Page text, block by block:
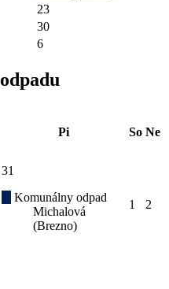
23
30
6
Pi So Ne
31
Komunálny odpad
Michalová
(Brezno)
1 2